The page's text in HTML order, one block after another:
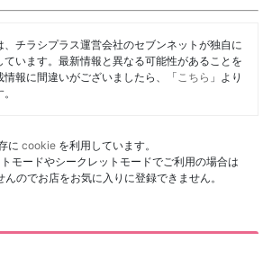
、チラシプラス運営会社のセブンネットが独自に
います。最新情報と異なる可能性があることを
情報に間違いがございましたら、「 こちら 」より
に cookie を利用しています。
モードやシークレットモードでご利用の場合は
のでお店をお気に入りに登録できません。